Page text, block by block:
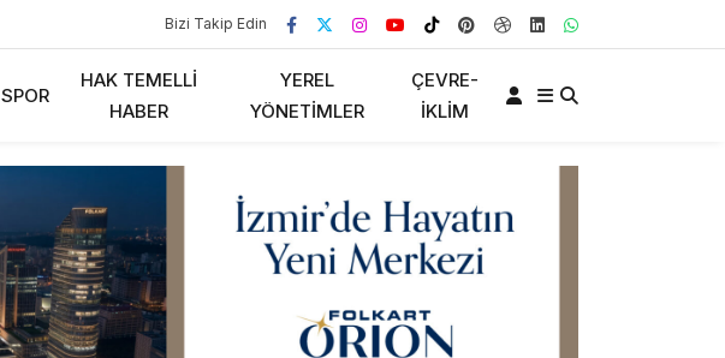
Bizi Takip Edin
SPOR
HAK TEMELLI
HABER
YEREL
YÖNETIMLER
ÇEVRE-
İKLIM